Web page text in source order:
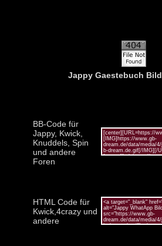
Jappy Gaestebuch Bild
BB-Code für
Jappy, Kwick,
Knuddels, Spin
und andere
Foren
HTML Code für
Kwick,4crazy und
andere